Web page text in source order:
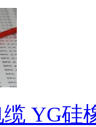
YG硅